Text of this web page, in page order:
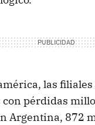
las
con pérdidas
Argentina, 872